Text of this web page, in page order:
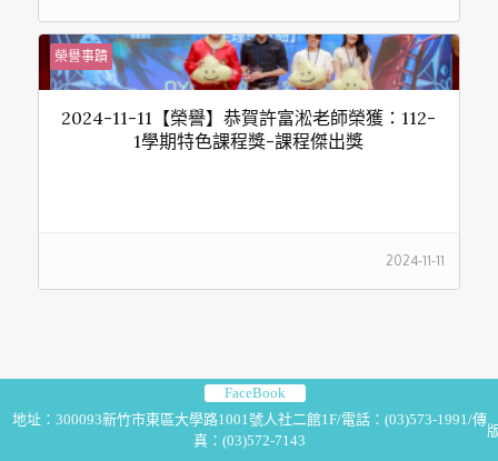
榮譽事蹟
2024-11-11【榮譽】恭賀許富淞老師榮獲：112-
1學期特色課程獎-課程傑出獎
2024-11-11
地址：300093新竹市東區大學路1001號人社二館1F/電話：(03)573-1991/傳
真：(03)572-7143
FaceBook